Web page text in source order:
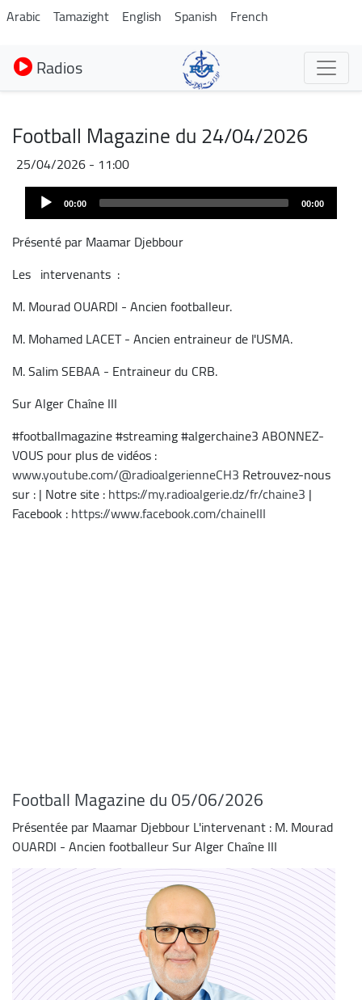
Aller
au
contenu
principal
Arabic Tamazight English Spanish French
Radios
Football Magazine du 24/04/2026
25/04/2026 - 11:00
Audio
Player 00:00 00:00
Présenté par Maamar Djebbour
Les intervenants :
M. Mourad OUARDI - Ancien footballeur.
M. Mohamed LACET - Ancien entraineur de l'USMA.
M. Salim SEBAA - Entraineur du CRB.
Sur Alger Chaîne III
#footballmagazine #streaming #algerchaine3 ABONNEZ-
VOUS pour plus de vidéos :
www.youtube.com/@radioalgerienneCH3 Retrouvez-nous
sur : | Notre site :https://my.radioalgerie.dz/fr/chaine3 |
Facebook :https://www.facebook.com/chaineIII
Football Magazine du 05/06/2026
Présentée par Maamar Djebbour L'intervenant : M. Mourad
OUARDI - Ancien footballeur Sur Alger Chaîne III